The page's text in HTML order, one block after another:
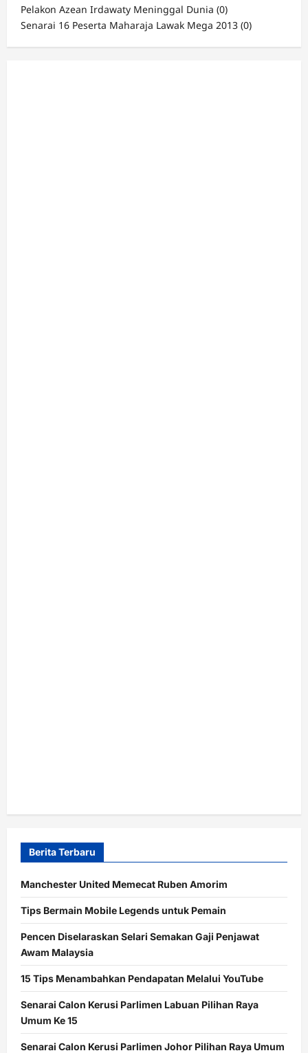
Pelakon Azean Irdawaty Meninggal Dunia (0)
Senarai 16 Peserta Maharaja Lawak Mega 2013 (0)
Berita Terbaru
Manchester United Memecat Ruben Amorim
Tips Bermain Mobile Legends untuk Pemain
Pencen Diselaraskan Selari Semakan Gaji Penjawat
Awam Malaysia
15 Tips Menambahkan Pendapatan Melalui YouTube
Senarai Calon Kerusi Parlimen Labuan Pilihan Raya
Umum Ke 15
Senarai Calon Kerusi Parlimen Johor Pilihan Raya Umum